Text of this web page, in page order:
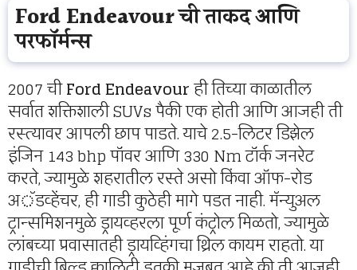
Ford Endeavour ची ताकद आणि
परफॉर्मन्स
2007 चीFord Endeavourही तिच्या काळातील
सर्वात शक्तिशाली SUVs पैकी एक होती आणि आजही ती
रस्त्यावर आपली छाप पाडते. याचे 2.5-लिटर डिझेल
इंजिन 143 bhp पॉवर आणि 330 Nm टॉर्क जनरेट
करते, ज्यामुळे शहरातील रस्ते असो किंवा ऑफ-रोड
अॅडव्हेंचर, ही गाडी कुठेही मागे पडत नाही. मॅन्युअल
ट्रान्समिशनमुळे ड्रायव्हरला पूर्ण कंट्रोल मिळतो, ज्यामुळे
लांबच्या प्रवासातही ड्रायव्हिंगचा थ्रिल कायम राहतो. या